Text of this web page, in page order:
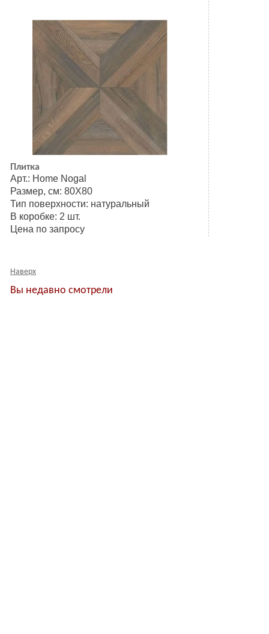
Плитка
Арт.: Home Nogal
Размер, см: 80Х80
Тип поверхности: натуральный
В коробке: 2 шт.
Цена по запросу
Наверх
Вы недавно смотрели